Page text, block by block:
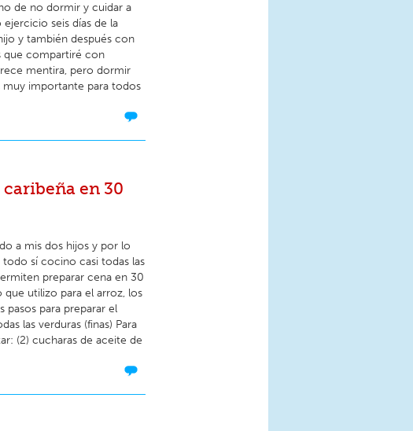
de no dormir y cuidar a
seis días de la
y también después con
que compartiré con
mentira, pero dormir
importante para todos
en 30
a mis dos hijos y por lo
sí cocino casi todas las
preparar cena en 30
que utilizo para el arroz, los
pasos para preparar el
las verduras (finas) Para
(2) cucharas de aceite de